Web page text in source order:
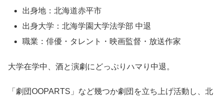
出身地：北海道赤平市
出身大学：北海学園大学法学部 中退
職業：俳優・タレント・映画監督・放送作家
大学在学中、酒と演劇にどっぷりハマり中退。
「劇団OOPARTS」など幾つか劇団を立ち上げ活動し、北